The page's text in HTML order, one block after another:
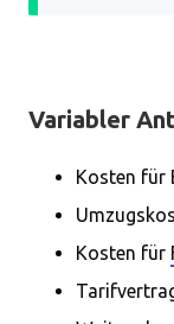
Variabler
Kosten für
Kosten für